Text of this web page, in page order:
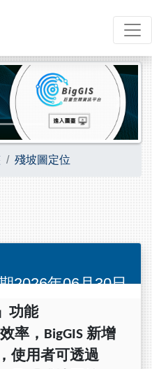
Next
殘坡圖定位
2026年06月30日
功能
率， BigGIS 新增
使用者可透過